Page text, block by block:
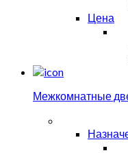
Цена
Межкомнатные